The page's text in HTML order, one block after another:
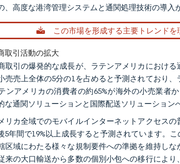
、高度な港湾管理システムと通関処理技術の導入
この市場を形成する主要トレンドを
取引活動の拡大
取引の爆発的な成長が、ラテンアメリカにおけ
売売上全体の5分の1を占めると予測されており
ンアメリカの消費者の約65%が海外の小売業者
な通関ソリューションと国際配送ソリューション
リカ全域でのモバイルインターネットアクセス
5年間で19%以上成長すると予測されています。
区域にわたる様々な規制要件への準拠を維持し
来の大口輸送から多数の個別小包への移行によ